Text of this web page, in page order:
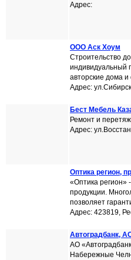
Адрес:
ООО Аск Хоум
Строительство
индивидуальный
авторские дома и
Адрес:
Бест Мебель
Ремонт и
Адрес:
Оптика регион,
«Оптика регион»
продукции.
позволяет
Адрес: 423819,
Автоградбанк,
АО
Набережные